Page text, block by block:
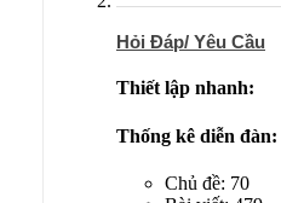
Hỏi Đáp/ Yêu Cầu
Thiết lập nhanh:
Thống kê diễn đàn:
Chủ đề: 70